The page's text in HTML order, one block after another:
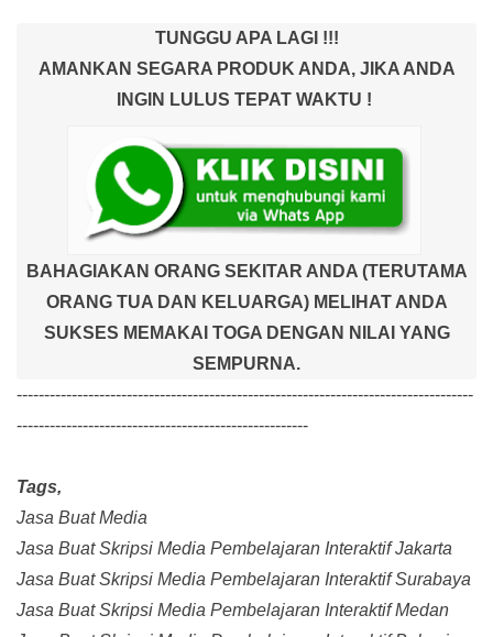
TUNGGU APA LAGI !!!
AMANKAN SEGARA PRODUK ANDA, JIKA ANDA
INGIN LULUS TEPAT WAKTU !
BAHAGIAKAN ORANG SEKITAR ANDA (TERUTAMA
ORANG TUA DAN KELUARGA) MELIHAT ANDA
SUKSES MEMAKAI TOGA DENGAN NILAI YANG
SEMPURNA.
-----------------------------------------------------------------------------------
-----------------------------------------------------
Tags,
Jasa Buat Media
Jasa Buat Skripsi Media Pembelajaran Interaktif Jakarta
Jasa Buat Skripsi Media Pembelajaran Interaktif Surabaya
Jasa Buat Skripsi Media Pembelajaran Interaktif Medan